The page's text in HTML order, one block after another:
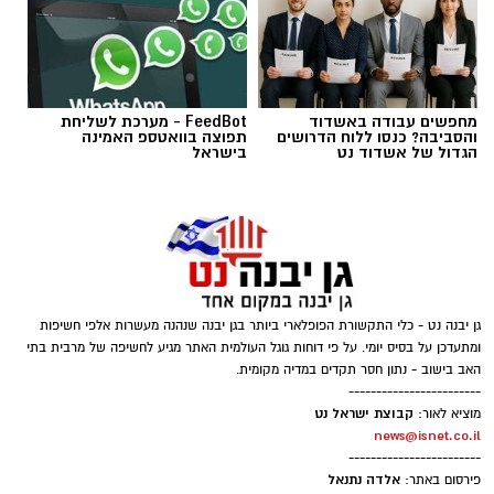
תגים:חרדיים חיילים
מחפשים עבודה באשדוד
והסביבה? כנסו ללוח הדרושים
הגדול של אשדוד נט
FeedBot - מערכת לשליחת
תפוצה בוואטספ האמינה
בישראל
גן יבנה נט - כלי התקשורת הפופלארי ביותר בגן יבנה שנהנה מעשרות אלפי חשיפות
ומתעדכן על בסיס יומי. על פי דוחות גוגל העולמית האתר מגיע לחשיפה של מרבית בתי
האב בישוב - נתון חסר תקדים במדיה מקומית.
------------------------
מוציא לאור: קבוצת ישראל נט
news@isnet.co.il
------------------------
פירסום באתר: אלדה נתנאל